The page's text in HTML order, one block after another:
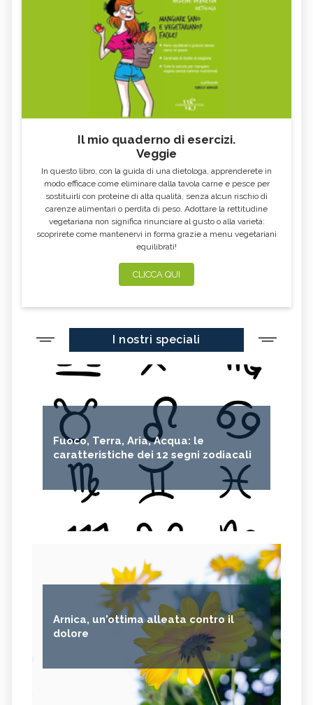
Il mio quaderno di esercizi.
Veggie
In questo libro, con la guida di una dietologa, apprenderete in
modo efficace come eliminare dalla tavola carne e pesce per
sostituirli con proteine di alta qualità, senza alcun rischio di
carenze alimentari o perdita di peso. Adottare la rettitudine
vegetariana non significa rinunciare al gusto o alla varietà:
scoprirete come mantenervi in forma grazie a menu vegetariani
equilibrati!
CLICCA QUI
I nostri speciali
Fuoco, Terra, Aria, Acqua: le
caratteristiche dei 12 segni zodiacali
Arnica, un'ottima alleata contro il
dolore